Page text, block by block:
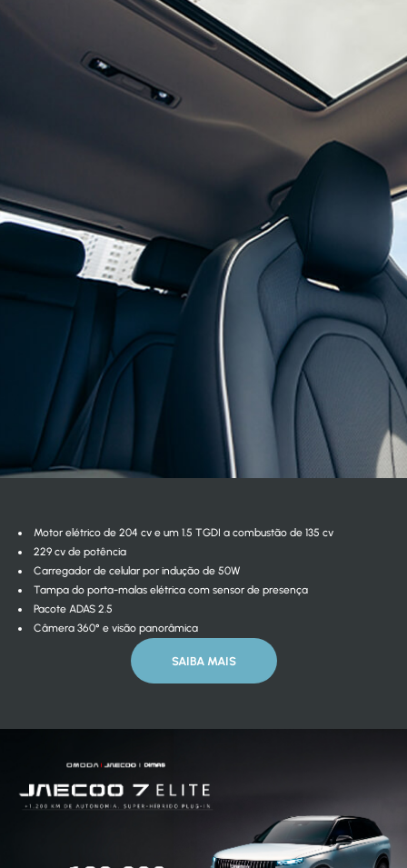
Motor elétrico de 204 cv e um 1.5 TGDI a combustão de 135 cv
229 cv de potência
Carregador de celular por indução de 50W
Tampa do porta-malas elétrica com sensor de presença
Pacote ADAS 2.5
Câmera 360° e visão panorâmica
SAIBA MAIS